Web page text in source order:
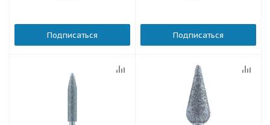
Подписаться Подписаться